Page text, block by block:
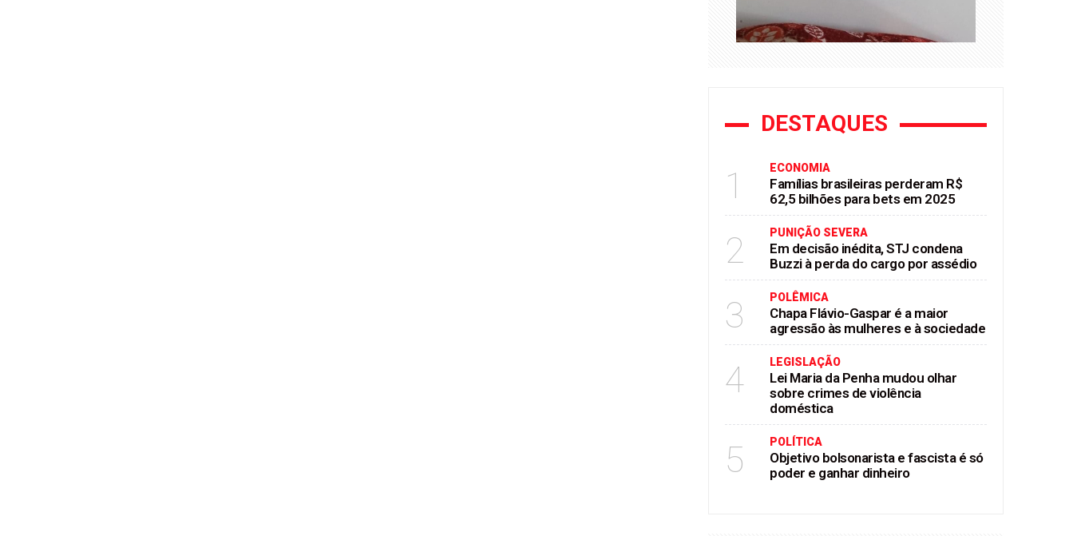
DESTAQUES
1 ECONOMIA
Famílias brasileiras perderam R$
62,5 bilhões para bets em 2025
2 PUNIÇÃO SEVERA
Em decisão inédita, STJ condena
Buzzi à perda do cargo por assédio
3 POLÊMICA
Chapa Flávio-Gaspar é a maior
agressão às mulheres e à sociedade
4 LEGISLAÇÃO
Lei Maria da Penha mudou olhar
sobre crimes de violência
doméstica
5 POLÍTICA
Objetivo bolsonarista e fascista é só
poder e ganhar dinheiro